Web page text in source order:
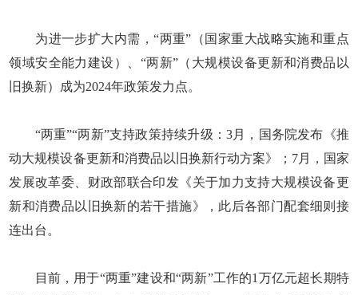
为进一步扩大内需，“两重”（国家重大战略实施和重点
领域安全能力建设）、“两新”（大规模设备更新和消费品以
旧换新）成为2024年政策发力点。
“两重”“两新”支持政策持续升级：3月，国务院发布《推
动大规模设备更新和消费品以旧换新行动方案》；7月，国家
发展改革委、财政部联合印发《关于加力支持大规模设备更
新和消费品以旧换新的若干措施》，此后各部门配套细则接
连出台。
目前，用于“两重”建设和“两新”工作的1万亿元超长期特